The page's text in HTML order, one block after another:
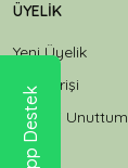
ÜYELIK
Yeni Üyelik
Üye Girişi
Şifremi Unuttum